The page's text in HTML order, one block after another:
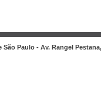
Paulo - Av. Rangel